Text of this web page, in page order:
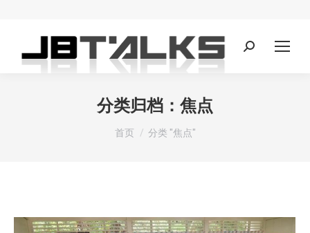
Search:
分类归档： 焦点
您在这里：
首页 分类 "焦点"